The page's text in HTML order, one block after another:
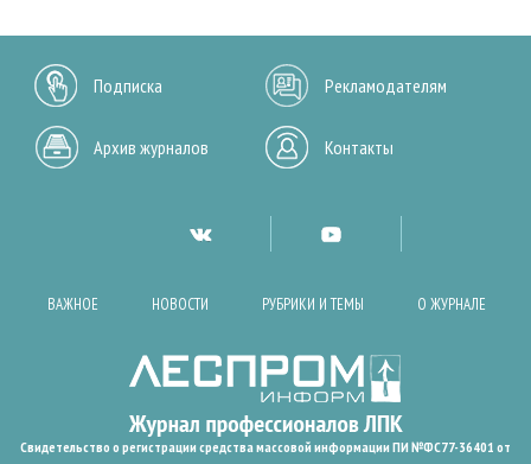
Подписка Рекламодателям
Архив журналов Контакты
ВАЖНОЕ НОВОСТИ РУБРИКИ И ТЕМЫ О ЖУРНАЛЕ
Свидетельство о регистрации средства массовой информации ПИ №ФС77-36401 от